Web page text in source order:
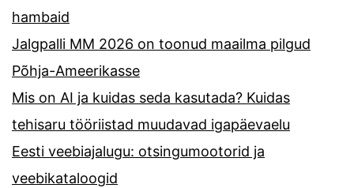
hambaid
Jalgpalli MM 2026 on toonud maailma pilgud
Põhja-Ameerikasse
Mis on AI ja kuidas seda kasutada? Kuidas
tehisaru tööriistad muudavad igapäevaelu
Eesti veebiajalugu: otsingumootorid ja
veebikataloogid